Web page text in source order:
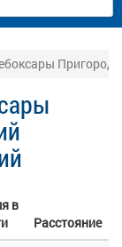
в
Расстояние